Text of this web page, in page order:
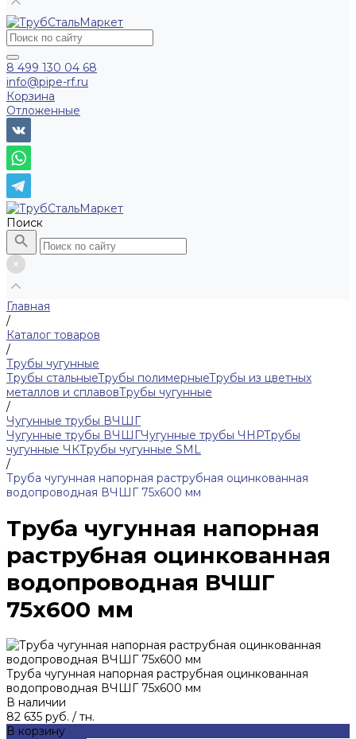
8 499 130 04 68
info@pipe-rf.ru
Корзина
Отложенные
Поиск
Главная
/
Каталог товаров
/
Трубы чугунные
Трубы стальныеТрубы полимерныеТрубы из цветных
металлов и сплавовТрубы чугунные
/
Чугунные трубы ВЧШГ
Чугунные трубы ВЧШГЧугунные трубы ЧНРТрубы
чугунные ЧКТрубы чугунные SML
/
Труба чугунная напорная раструбная оцинкованная
водопроводная ВЧШГ 75х600 мм
Труба чугунная напорная
раструбная оцинкованная
водопроводная ВЧШГ
75х600 мм
Труба чугунная напорная раструбная оцинкованная
водопроводная ВЧШГ 75х600 мм
В наличии
82 635 руб. / тн.
В корзину